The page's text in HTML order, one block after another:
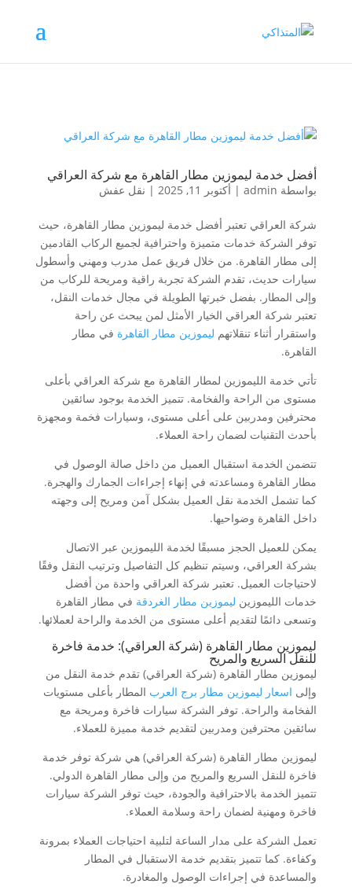
أفضل خدمة ليموزين مطار القاهرة مع شركة العراقي
بواسطة admin
| أكتوبر 11, 2025 | نقل عفش
شركة العراقي تعتبر أفضل خدمة ليموزين مطار القاهرة، حيث
توفر الشركة خدمات متميزة واحترافية لجميع الركاب القادمين
إلى مطار القاهرة. من خلال فريق عمل مدرب ومهني وأسطول
سيارات حديث، تقدم الشركة تجربة راقية ومريحة للركاب من
وإلى المطار. بفضل خبرتها الطويلة في مجال خدمات النقل،
تعتبر شركة العراقي الخيار الأمثل لمن يبحث عن راحة
واستقرار أثناء تنقلاتهم ليموزين مطار القاهرة في مطار
القاهرة.
تأتي خدمة الليموزين لمطار القاهرة مع شركة العراقي بأعلى
مستوى من الراحة والفخامة. تتميز الخدمة بوجود سائقين
محترفين ومدربين على أعلى مستوى، وسيارات فخمة ومجهزة
بأحدث التقنيات لضمان راحة العملاء.
تتضمن الخدمة استقبال العميل من داخل صالة الوصول في
مطار القاهرة ومساعدته في إنهاء إجراءات الجمارك والهجرة.
كما تشمل الخدمة نقل العميل بشكل آمن ومريح إلى وجهته
داخل القاهرة وضواحيها.
يمكن للعميل الحجز مسبقًا لخدمة الليموزين عبر الاتصال
بشركة العراقي، وسيتم تنظيم كل التفاصيل وترتيب النقل وفقًا
لاحتياجات العميل. تعتبر شركة العراقي واحدة من أفضل
خدمات الليموزين ليموزين مطار الغردقة في مطار القاهرة
وتسعى دائمًا لتقديم أعلى مستوى من الخدمة والراحة لعملائها.
ليموزين مطار القاهرة (شركة العراقي): خدمة فاخرة
للنقل السريع والمريح
ليموزين مطار القاهرة (شركة العراقي) تقدم خدمة النقل من
وإلى اسعار ليموزين مطار برج العرب المطار بأعلى مستويات
الفخامة والراحة. توفر الشركة سيارات فاخرة ومريحة مع
سائقين محترفين ومدربين لتقديم خدمة مميزة للعملاء.
ليموزين مطار القاهرة (شركة العراقي) هي شركة توفر خدمة
فاخرة للنقل السريع والمريح من وإلى مطار القاهرة الدولي.
تتميز الخدمة بالاحترافية والجودة، حيث توفر الشركة سيارات
فاخرة ومهنية لضمان راحة وسلامة العملاء.
تعمل الشركة على مدار الساعة لتلبية احتياجات العملاء بمرونة
وكفاءة. كما تتميز بتقديم خدمة الاستقبال في المطار
والمساعدة في إجراءات الوصول والمغادرة.